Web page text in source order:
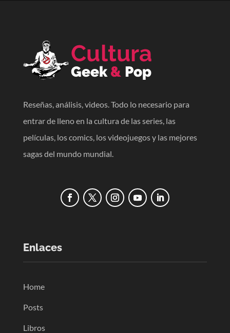
Reseñas, análisis, videos. Todo lo necesario para
entrar de lleno en la cultura de las series, las
películas, los comics, los videojuegos y las mejores
sagas del mundo mundial.
Enlaces
Home
Posts
Libros